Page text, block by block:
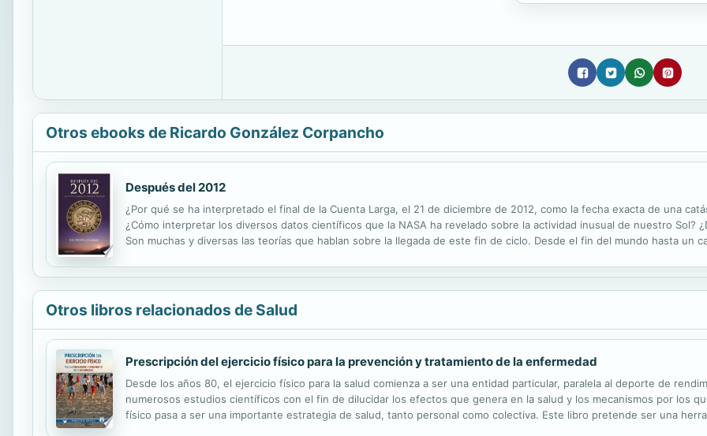
Otros ebooks de Ricardo González Corpancho
Después del 2012
¿Por qué se ha interpretado el final de la Cuenta Larga, el 21 de diciembre de 2012, como la fecha exacta de una
¿Cómo interpretar los diversos datos científicos que la NASA ha revelado sobre la actividad inusual de nuestro Sol?
Son muchas y diversas las teorías que hablan sobre la llegada de este fin de ciclo. Desde el fin del mundo hasta un
Otros libros relacionados de Salud
Prescripción del ejercicio físico para la prevención y tratamiento de la enfermedad
Desde los años 80, el ejercicio físico para la salud comienza a ser una entidad particular, paralela al deporte de
numerosos estudios científicos con el fin de dilucidar los efectos que genera en la salud y los mecanismos por los
físico pasa a ser una importante estrategia de salud, tanto personal como colectiva. Este libro pretende ser una